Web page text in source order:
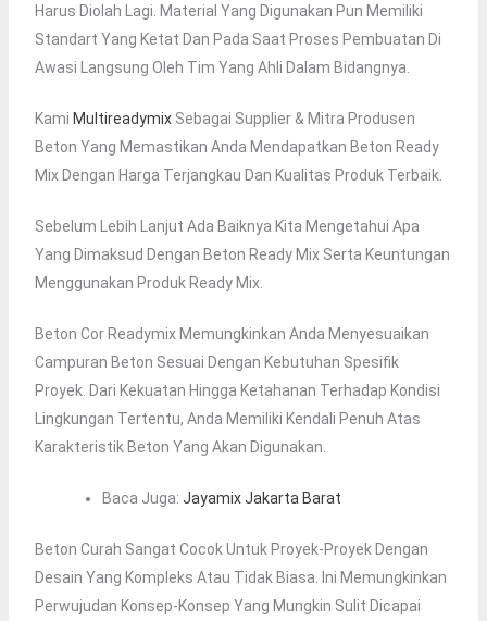
Harus Diolah Lagi. Material Yang Digunakan Pun Memiliki
Standart Yang Ketat Dan Pada Saat Proses Pembuatan Di
Awasi Langsung Oleh Tim Yang Ahli Dalam Bidangnya.
Kami MultireadymixSebagai Supplier & Mitra Produsen
Beton Yang Memastikan Anda Mendapatkan Beton Ready
Mix Dengan Harga Terjangkau Dan Kualitas Produk Terbaik.
Sebelum Lebih Lanjut Ada Baiknya Kita Mengetahui Apa
Yang Dimaksud Dengan Beton Ready Mix Serta Keuntungan
Menggunakan Produk Ready Mix.
Beton Cor Readymix Memungkinkan Anda Menyesuaikan
Campuran Beton Sesuai Dengan Kebutuhan Spesifik
Proyek. Dari Kekuatan Hingga Ketahanan Terhadap Kondisi
Lingkungan Tertentu, Anda Memiliki Kendali Penuh Atas
Karakteristik Beton Yang Akan Digunakan.
Baca Juga: Jayamix Jakarta Barat
Beton Curah Sangat Cocok Untuk Proyek-Proyek Dengan
Desain Yang Kompleks Atau Tidak Biasa. Ini Memungkinkan
Perwujudan Konsep-Konsep Yang Mungkin Sulit Dicapai